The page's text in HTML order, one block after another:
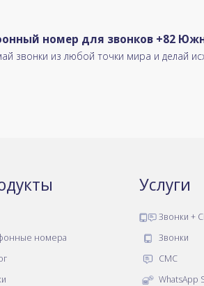
номер для звонков +82
звонки из любой точки мира и делай
номера
Услуги
Звонки +
Звонки
СМС
WhatsApp